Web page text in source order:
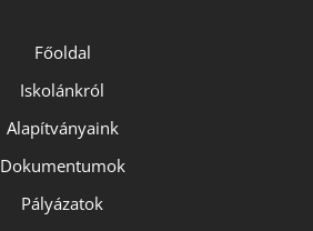
Főoldal
Iskolánkról
Alapítványaink
Dokumentumok
Pályázatok